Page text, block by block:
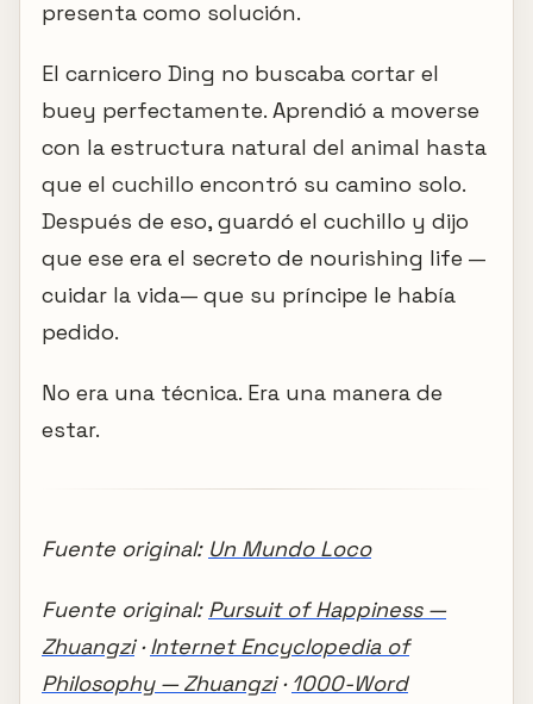
presenta como solución.
El carnicero Ding no buscaba cortar el
buey perfectamente. Aprendió a moverse
con la estructura natural del animal hasta
que el cuchillo encontró su camino solo.
Después de eso, guardó el cuchillo y dijo
que ese era el secreto de nourishing life —
cuidar la vida— que su príncipe le había
pedido.
No era una técnica. Era una manera de
estar.
Fuente original: Un Mundo Loco
Fuente original: Pursuit of Happiness —
Zhuangzi·Internet Encyclopedia of
Philosophy — Zhuangzi· 1000-Word